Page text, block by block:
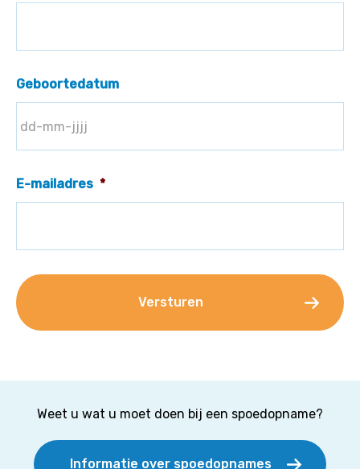
Geboortedatum
E-mailadres *
Weet u wat u moet doen bij een spoedopname?
Informatie over spoedopnames